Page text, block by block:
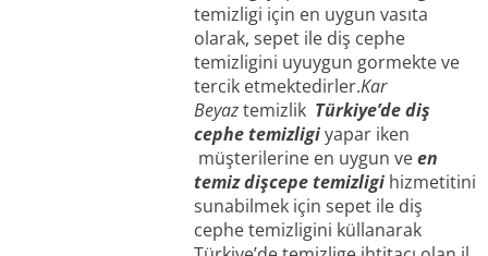
temizligi için en uygun vasıta
olarak, sepet ile diş cephe
temizligini uyuygun gormekte ve
tercik etmektedirler.Kar
Beyaztemizlik Türkiye’de diş
cephe temizligiyapar iken
müşterilerine en uygun veen
temiz dişcepe temizligi hizmetitini
sunabilmek için sepet ile diş
cephe temizligini küllanarak